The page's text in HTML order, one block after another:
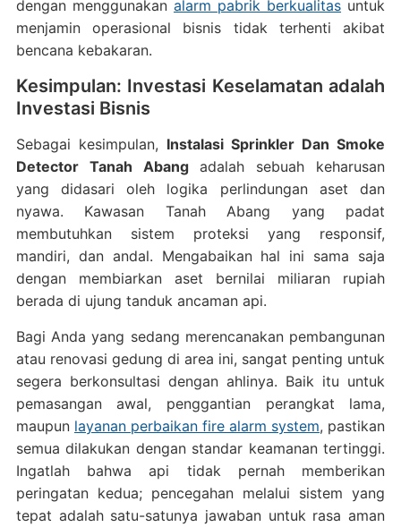
dengan menggunakan alarm pabrik berkualitas untuk
menjamin operasional bisnis tidak terhenti akibat
bencana kebakaran.
Kesimpulan: Investasi Keselamatan adalah
Investasi Bisnis
Sebagai kesimpulan, Instalasi Sprinkler Dan Smoke
Detector Tanah Abangadalah sebuah keharusan
yang didasari oleh logika perlindungan aset dan
nyawa. Kawasan Tanah Abang yang padat
membutuhkan sistem proteksi yang responsif,
mandiri, dan andal. Mengabaikan hal ini sama saja
dengan membiarkan aset bernilai miliaran rupiah
berada di ujung tanduk ancaman api.
Bagi Anda yang sedang merencanakan pembangunan
atau renovasi gedung di area ini, sangat penting untuk
segera berkonsultasi dengan ahlinya. Baik itu untuk
pemasangan awal, penggantian perangkat lama,
maupun layanan perbaikan fire alarm system, pastikan
semua dilakukan dengan standar keamanan tertinggi.
Ingatlah bahwa api tidak pernah memberikan
peringatan kedua; pencegahan melalui sistem yang
tepat adalah satu-satunya jawaban untuk rasa aman